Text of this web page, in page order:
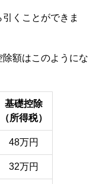
くことができま
額はこのようにな
基礎控除
（所得税）
48万円
32万円